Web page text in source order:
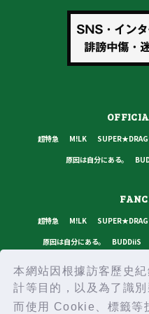
本網站因根據訪客歷史
計等目的，以及為了識別
而使用 Cookie、標籤等
超特急 M!LK
原因は自分にある。
超特急 M!LK
原因は自分にある。
BUDDiiS
プライバシーポリシー ご利用規約